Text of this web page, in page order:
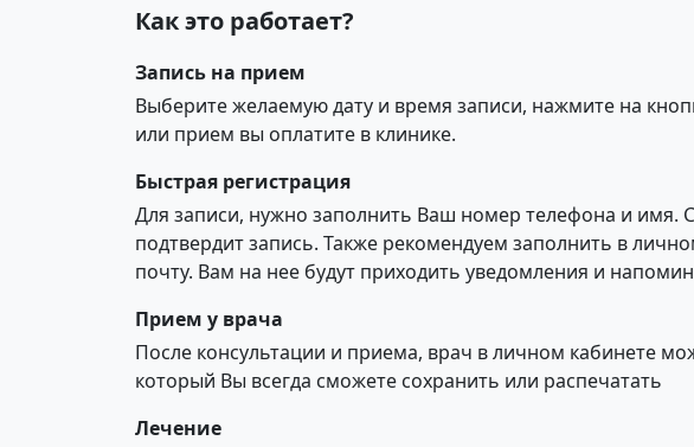
Как это работает?
Запись на прием
Выберите желаемую дату и время записи, нажмите на
или прием вы оплатите в клинике.
Быстрая регистрация
Для записи, нужно заполнить Ваш номер телефона и имя.
подтвердит запись. Также рекомендуем заполнить в
почту. Вам на нее будут приходить уведомления и
Прием у врача
После консультации и приема, врач в личном кабинете
который Вы всегда сможете сохранить или распечатать
Лечение